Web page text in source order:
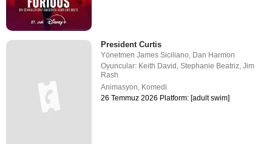
President Curtis
YönetmenJames Siciliano, Dan Harmon
Oyuncular: Keith David ,Stephanie Beatriz,Jim
Rash
Animasyon, Komedi
26 Temmuz 2026 Platform: [adult swim]